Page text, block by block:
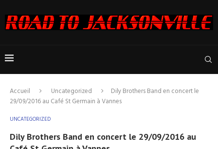
Accueil Uncategorized
Dily Brothers Band en concert le
29/09/2016 au Café St Germain à Vannes
UNCATEGORIZED
Dily Brothers Band en concert le 29/09/2016 au